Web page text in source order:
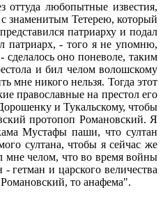
оттуда любопытные известия,
знаменитым Тетерею, который
патриарху и подал
патриарх, - того я не упомню,
оно поневоле, таким
и бил челом волошскому
мне никого нельзя. Тогда этот
православные на престол его
и Тукальскому, чтобы
протопоп Романовский. Я
Мустафы паши, что султан
султана, чтобы я сейчас же
мне челом, что во время войны
гетман и царского величества
то анафема".